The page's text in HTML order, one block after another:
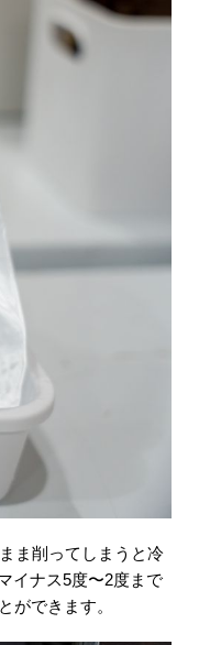
ま削ってしまうと冷
イナス5度〜2度まで
ができます。